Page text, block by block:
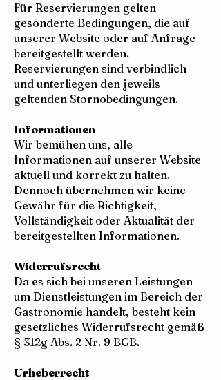
Für Reservierungen gelten
gesonderte Bedingungen, die auf
unserer Website oder auf Anfrage
bereitgestellt werden.
Reservierungen sind verbindlich
und unterliegen den jeweils
geltenden Stornobedingungen.
Informationen
Wir bemühen uns, alle
Informationen auf unserer Website
aktuell und korrekt zu halten.
Dennoch übernehmen wir keine
Gewähr für die Richtigkeit,
Vollständigkeit oder Aktualität der
bereitgestellten Informationen.
Widerrufsrecht
Da es sich bei unseren Leistungen
um Dienstleistungen im Bereich der
Gastronomie handelt, besteht kein
gesetzliches Widerrufsrecht gemäß
§ 312g Abs. 2 Nr. 9 BGB.
Urheberrecht